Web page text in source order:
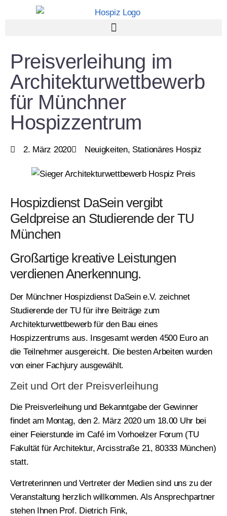
Preisverleihung im
Architekturwettbewerb
für Münchner
Hospizzentrum
2. März 2020 Neuigkeiten, Stationäres Hospiz
Hospizdienst DaSein vergibt
Geldpreise an Studierende der TU
München
Großartige kreative Leistungen
verdienen Anerkennung.
Der Münchner Hospizdienst DaSein e.V. zeichnet
Studierende der TU für ihre Beiträge zum
Architekturwettbewerb für den Bau eines
Hospizzentrums aus. Insgesamt werden 4500 Euro an
die Teilnehmer ausgereicht. Die besten Arbeiten wurden
von einer Fachjury ausgewählt.
Zeit und Ort der Preisverleihung
Die Preisverleihung und Bekanntgabe der Gewinner
findet am Montag, den 2. März 2020 um 18.00 Uhr bei
einer Feierstunde im Café im Vorhoelzer Forum (TU
Fakultät für Architektur, Arcisstraße 21, 80333 München)
statt.
Vertreterinnen und Vertreter der Medien sind uns zu der
Veranstaltung herzlich willkommen. Als Ansprechpartner
stehen Ihnen Prof. Dietrich Fink,